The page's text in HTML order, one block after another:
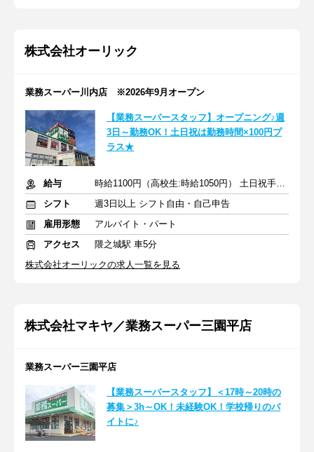
株式会社オーリック
業務スーパー川内店 ※2026年9月オープン
【業務スーパースタッフ】オープニング♪週
3日～勤務OK！土日祝は勤務時間×100円プ
ラス★
給与
時給1100円（高校生:時給1050円） 土日祝手当：勤務時間×100円
シフト
週3日以上 シフト自由・自己申告
雇用形態
アルバイト・パート
アクセス
隈之城駅 車5分
株式会社オーリックの求人一覧を見る
株式会社マキヤ／業務スーパー三園平店
業務スーパー三園平店
【業務スーパースタッフ】＜17時～20時の
募集＞3h～OK！未経験OK！学校帰りのバ
イトに♪